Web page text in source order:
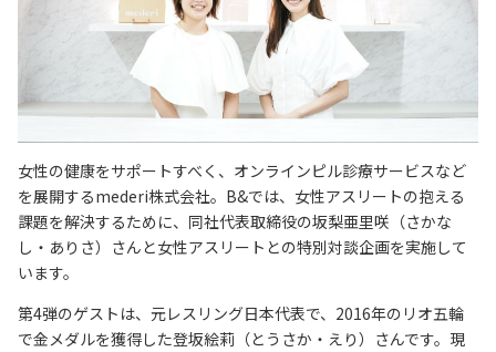
女性の健康をサポートすべく、オンラインピル診療サービスなど
を展開するmederi株式会社。B&では、女性アスリートの抱える
課題を解決するために、同社代表取締役の坂梨亜里咲（さかな
し・ありさ）さんと女性アスリートとの特別対談企画を実施して
います。
第4弾のゲストは、元レスリング日本代表で、2016年のリオ五輪
で金メダルを獲得した登坂絵莉（とうさか・えり）さんです。現